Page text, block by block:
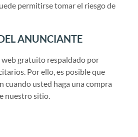
permitirse tomar el riesgo de
ANUNCIANTE
gratuito respaldado por
Por ello, es posible que
cuando usted haga una compra
nuestro sitio.